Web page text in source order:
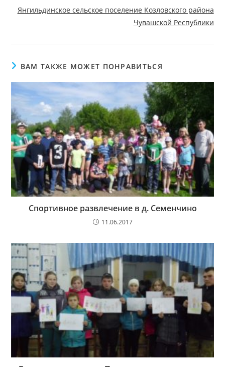
Янгильдинское сельское поселение Козловского района
Чувашской Республики
ВАМ ТАКЖЕ МОЖЕТ ПОНРАВИТЬСЯ
Спортивное развлечение в д. Семенчино
11.06.2017